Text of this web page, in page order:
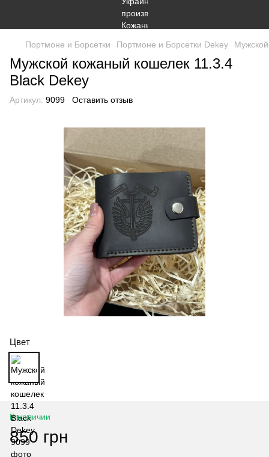
Портмоне и Борсетки Портмоне и Борсетки Dekey
Мужской кожаный кошелек 11.3.4
Black Dekey
Артикул: 9099 Оставить отзыв
Цвет
В наличии
850 грн